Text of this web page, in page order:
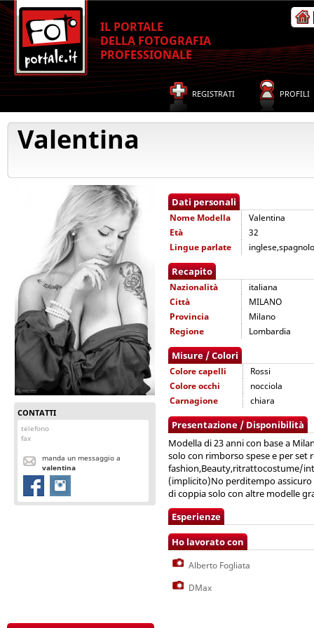
IL PORTALE
DELLA FOTOGRAFIA
PROFESSIONALE
REGISTRATI PROFILI
Valentina
CONTATTI
telefono
fax
manda un messaggio a
valentina
Dati personali
Nome Modella
Valentina
Età
32
Lingue parlate
inglese,spagnolo
Recapito
Nazionalità
italiana
Città
MILANO
Provincia
Milano
Regione
Lombardia
Misure / Colori
Colore capelli
Rossi
Colore occhi
nocciola
Carnagione
chiara
Presentazione / Disponibilità
Modella di 23 anni con base a
solo con rimborso spese e per
fashion,Beauty,ritrattocostume/
(implicito)No perditempo
di coppia solo con altre modelle
Esperienze
Ho lavorato con
Alberto Fogliata
DMax